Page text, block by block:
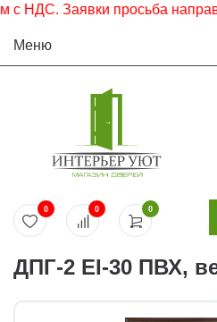
Заявки просьба
Меню
0
0 0
ДПГ-2 EI-30 ПВХ,